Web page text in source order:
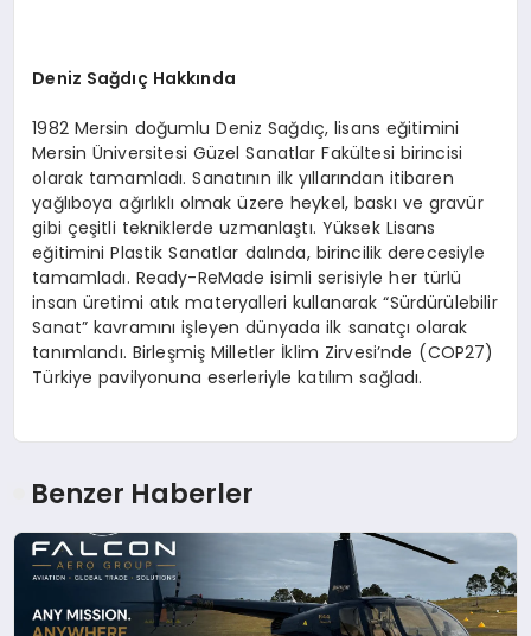
Deniz Sağdıç Hakkında
1982 Mersin doğumlu Deniz Sağdıç, lisans eğitimini
Mersin Üniversitesi Güzel Sanatlar Fakültesi birincisi
olarak tamamladı. Sanatının ilk yıllarından itibaren
yağlıboya ağırlıklı olmak üzere heykel, baskı ve gravür
gibi çeşitli tekniklerde uzmanlaştı. Yüksek Lisans
eğitimini Plastik Sanatlar dalında, birincilik derecesiyle
tamamladı. Ready-ReMade isimli serisiyle her türlü
insan üretimi atık materyalleri kullanarak “Sürdürülebilir
Sanat” kavramını işleyen dünyada ilk sanatçı olarak
tanımlandı. Birleşmiş Milletler İklim Zirvesi’nde (COP27)
Türkiye pavilyonuna eserleriyle katılım sağladı.
Benzer Haberler